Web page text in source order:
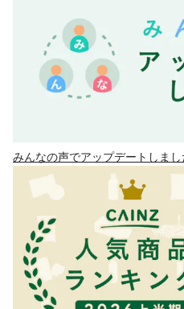
みんなの声でアップデートしまし